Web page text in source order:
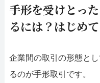
お電話で
手形を受けとっ
るには？はじめ
企業間の取引の形態と
るのが手形取引です。